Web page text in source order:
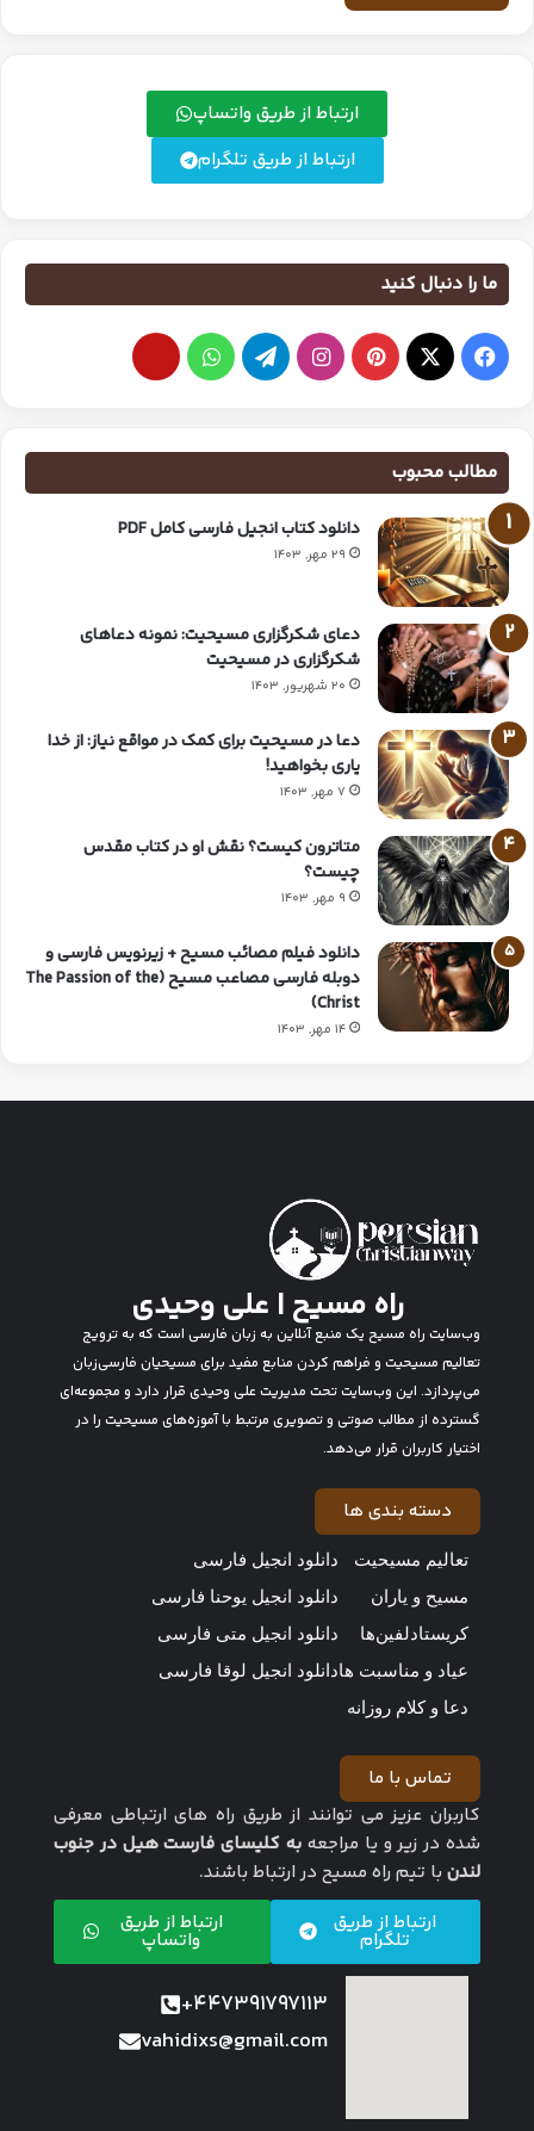
ارتباط از طریق واتساپ
ارتباط از طریق تلگرام
ما را دنبال کنید
مطالب محبوب
دانلود کتاب انجیل فارسی کامل PDF
29 مهر, 1403
دعای شکرگزاری مسیحیت: نمونه دعاهای
شکرگزاری در مسیحیت
20 شهریور, 1403
دعا در مسیحیت برای کمک در مواقع نیاز: از خدا
یاری بخواهید!
7 مهر, 1403
متاترون کیست؟ نقش او در کتاب مقدس
چیست؟
9 مهر, 1403
دانلود فیلم مصائب مسیح + زیرنویس فارسی و
دوبله فارسی مصاعب مسیح (The Passion of the
Christ)
14 مهر, 1403
راه مسیح | علی وحیدی
وب‌سایت راه مسیح یک منبع آنلاین به زبان فارسی است که به ترویج
تعالیم مسیحیت و فراهم کردن منابع مفید برای مسیحیان فارسی‌زبان
می‌پردازد. این وب‌سایت تحت مدیریت علی وحیدی قرار دارد و مجموعه‌ای
گسترده از مطالب صوتی و تصویری مرتبط با آموزه‌های مسیحیت را در
اختیار کاربران قرار می‌دهد.
دسته بندی ها
تعالیم مسیحیت
مسیح و یاران
کریستادلفین‌ها
عیاد و مناسبت ها
دعا و کلام روزانه
دانلود انجیل فارسی
دانلود انجیل یوحنا فارسی
دانلود انجیل متی فارسی
دانلود انجیل لوقا فارسی
تماس با ما
کاربران عزیز می توانند از طریق راه های ارتباطی معرفی
شده در زیر و یا مراجعه به کلیسای فارست هیل در جنوب
لندن با تیم راه مسیح در ارتباط باشند.
ارتباط از طریق
تلگرام
ارتباط از طریق
واتساپ
447391797113+
vahidixs@gmail.com